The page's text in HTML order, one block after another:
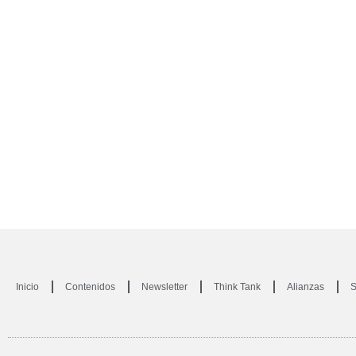
Inicio Contenidos Newsletter Think Tank Alianzas